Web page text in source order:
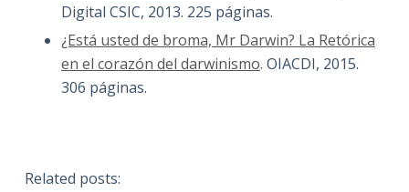
Digital CSIC, 2013. 225 páginas.
¿Está usted de broma, Mr Darwin? La Retórica
en el corazón del darwinismo. OIACDI, 2015.
306 páginas.
Related posts: